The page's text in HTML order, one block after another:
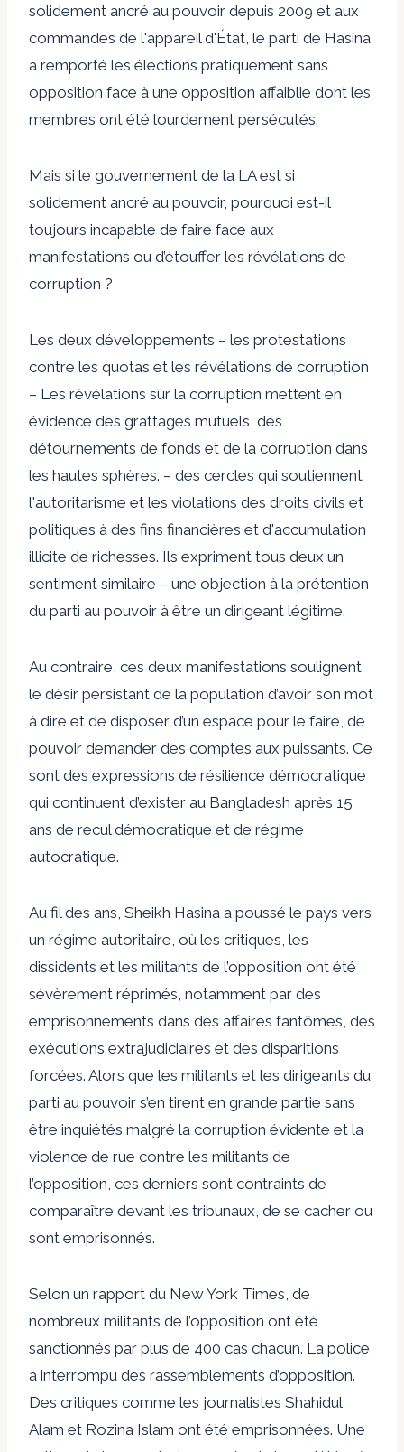
solidement ancré au pouvoir depuis 2009 et aux
commandes de l'appareil d'État, le parti de Hasina
a remporté les élections pratiquement sans
opposition face à une opposition affaiblie dont les
membres ont été lourdement persécutés.
Mais si le gouvernement de la LA est si
solidement ancré au pouvoir, pourquoi est-il
toujours incapable de faire face aux
manifestations ou d’étouffer les révélations de
corruption ?
Les deux développements – les protestations
contre les quotas et les révélations de corruption
– Les révélations sur la corruption mettent en
évidence des grattages mutuels, des
détournements de fonds et de la corruption dans
les hautes sphères. – des cercles qui soutiennent
l'autoritarisme et les violations des droits civils et
politiques à des fins financières et d'accumulation
illicite de richesses. Ils expriment tous deux un
sentiment similaire – une objection à la prétention
du parti au pouvoir à être un dirigeant légitime.
Au contraire, ces deux manifestations soulignent
le désir persistant de la population d’avoir son mot
à dire et de disposer d’un espace pour le faire, de
pouvoir demander des comptes aux puissants. Ce
sont des expressions de résilience démocratique
qui continuent d’exister au Bangladesh après 15
ans de recul démocratique et de régime
autocratique.
Au fil des ans, Sheikh Hasina a poussé le pays vers
un régime autoritaire, où les critiques, les
dissidents et les militants de l’opposition ont été
sévèrement réprimés, notamment par des
emprisonnements dans des affaires fantômes, des
exécutions extrajudiciaires et des disparitions
forcées. Alors que les militants et les dirigeants du
parti au pouvoir s’en tirent en grande partie sans
être inquiétés malgré la corruption évidente et la
violence de rue contre les militants de
l’opposition, ces derniers sont contraints de
comparaître devant les tribunaux, de se cacher ou
sont emprisonnés.
Selon un rapport du New York Times, de
nombreux militants de l’opposition ont été
sanctionnés par plus de 400 cas chacun. La police
a interrompu des rassemblements d’opposition.
Des critiques comme les journalistes Shahidul
Alam et Rozina Islam ont été emprisonnées. Une